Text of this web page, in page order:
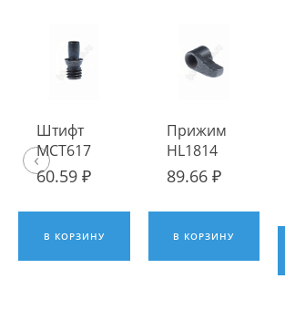
Штифт
MCT617
60.59 ₽
В КОРЗИНУ
Прижим
HL1814
89.66 ₽
В КОРЗИНУ
‹